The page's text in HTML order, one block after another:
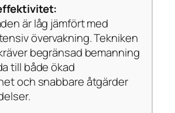
är låg jämfört med
övervakning. Tekniken
begränsad bemanning
till både ökad
och snabbare åtgärder